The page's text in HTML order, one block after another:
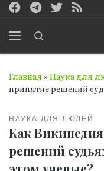
Перейти к
Главная » Наука для
принятие решений
НАУКА ДЛЯ ЛЮДЕЙ
Как
решений